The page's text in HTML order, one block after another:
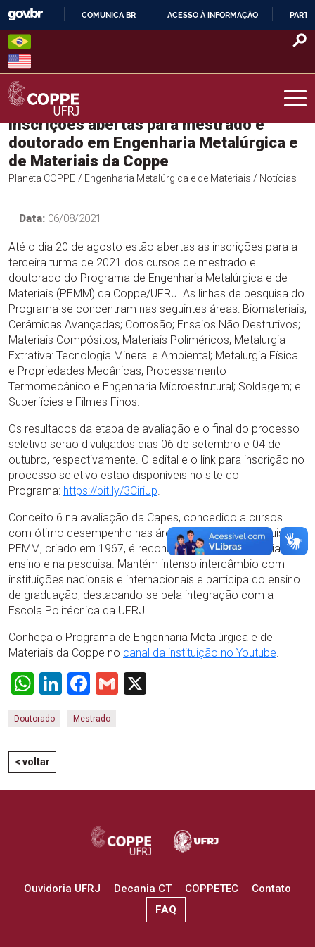
Skip
content
O
COMUNICA BR ACESSO À INFORMAÇÃO
COPPE – UFRJ
Inscrições abertas para mestrado e
doutorado em Engenharia Metalúrgica e
de Materiais da Coppe
Planeta COPPE / Engenharia Metalúrgica e de Materiais / Notícias
Data: 06/08/2021
Até o dia 20 de agosto estão abertas as inscrições para a
terceira turma de 2021 dos cursos de mestrado e
doutorado do Programa de Engenharia Metalúrgica e de
Materiais (PEMM) da Coppe/UFRJ. As linhas de pesquisa do
Programa se concentram nas seguintes áreas: Biomateriais;
Cerâmicas Avançadas; Corrosão; Ensaios Não Destrutivos;
Materiais Compósitos; Materiais Poliméricos; Metalurgia
Extrativa: Tecnologia Mineral e Ambiental; Metalurgia Física
e Propriedades Mecânicas; Processamento
Termomecânico e Engenharia Microestrutural; Soldagem; e
Superfícies e Filmes Finos.
Os resultados da etapa de avaliação e o final do processo
seletivo serão divulgados dias 06 de setembro e 04 de
outubro, respectivamente. O edital e o link para inscrição no
processo seletivo estão disponíveis no site do
Programa: https://bit.ly/3CiriJp.
Conceito 6 na avaliação da Capes, concedido a cursos
com ótimo desempenho nas áreas de ensino e pesquisa, o
PEMM, criado em 1967, é reconhecido pela excelência no
ensino e na pesquisa. Mantém intenso intercâmbio com
instituições nacionais e internacionais e participa do ensino
de graduação, destacando-se pela integração com a
Escola Politécnica da UFRJ.
Conheça o Programa de Engenharia Metalúrgica e de
Materiais da Coppe no canal da instituição no Youtube.
WhatsApp
LinkedIn
Facebook
Gmail
Doutorado Mestrado
< voltar
Ouvidoria UFRJ Decania CT COPPETEC
Contato
FAQ